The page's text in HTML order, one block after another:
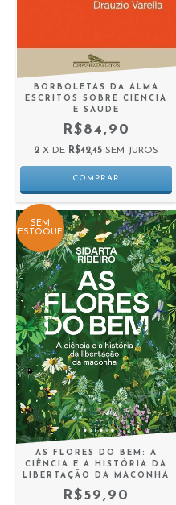
BORBOLETAS DA ALMA
ESCRITOS SOBRE CIENCIA
E SAUDE
R$84,90
2 X DE R$42,45 SEM JUROS
SEM
ESTOQUE
AS FLORES DO BEM: A
CIÊNCIA E A HISTÓRIA DA
LIBERTAÇÃO DA MACONHA
R$59,90